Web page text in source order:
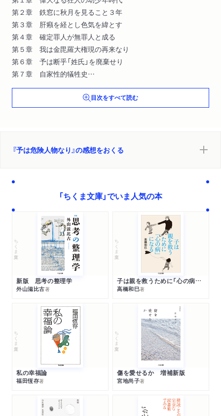
第２章 鉄窓に秋月を見ること３年
第３章 肝癪を経とし色気を緯とす
第４章 確定罪人が無罪人と成る
第５章 我は金毘羅大権現の再来なり
第６章 予は断乎「姓氏」を廃棄せり
第７章 自家性的犠牲史
第８章 天下無類明治文庫の要人
終章 予戯れに「半米人」と称す目次をすべて読む
『予は危険人物なり』の感想をおくる
「ちくま文庫」でいま人気の本
ちくま文庫
新版 思考の整理学
外山滋比古著
ちくま文庫
子は親を救うために「心の病」になる
高橋和巳著
ちくま文庫
私の幸福論
福田恆存著
ちくま文庫
傷を愛せるか 増補新版
宮地尚子著